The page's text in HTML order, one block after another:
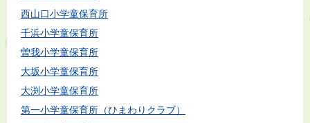
西山口小学童保育所
千浜小学童保育所
曽我小学童保育所
大坂小学童保育所
大渕小学童保育所
第一小学童保育所（ひまわりクラブ）